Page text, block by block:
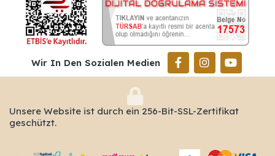
Wir In Den Sozialen Medien
Unsere Website ist durch ein 256-Bit-SSL-Zertifikat
geschützt.